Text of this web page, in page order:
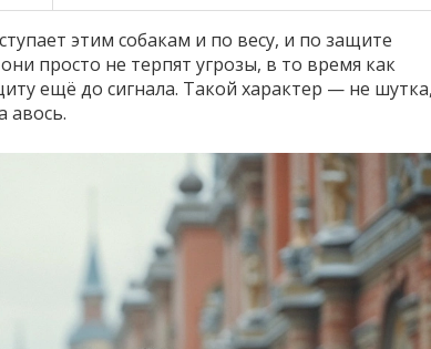
этим собакам и по весу, и по защите
просто не терпят угрозы, в то время как
ещё до сигнала. Такой характер — не
авось.